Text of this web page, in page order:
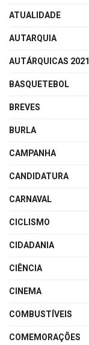
ATUALIDADE
AUTARQUIA
AUTÁRQUICAS 2021
BASQUETEBOL
BREVES
BURLA
CAMPANHA
CANDIDATURA
CARNAVAL
CICLISMO
CIDADANIA
CIÊNCIA
CINEMA
COMBUSTÍVEIS
COMEMORAÇÕES